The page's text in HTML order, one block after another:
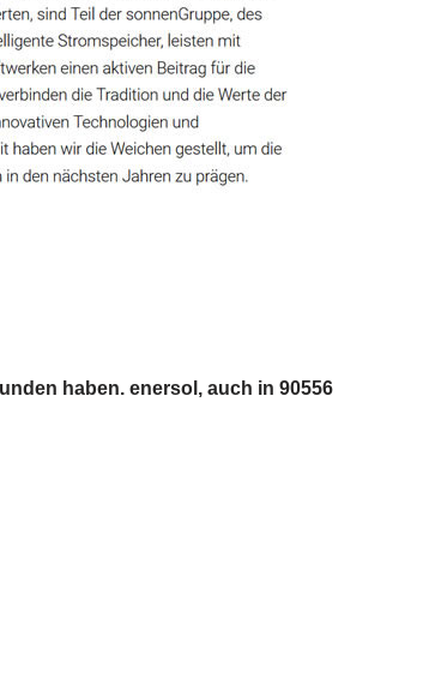
haben. enersol, auch in 90556